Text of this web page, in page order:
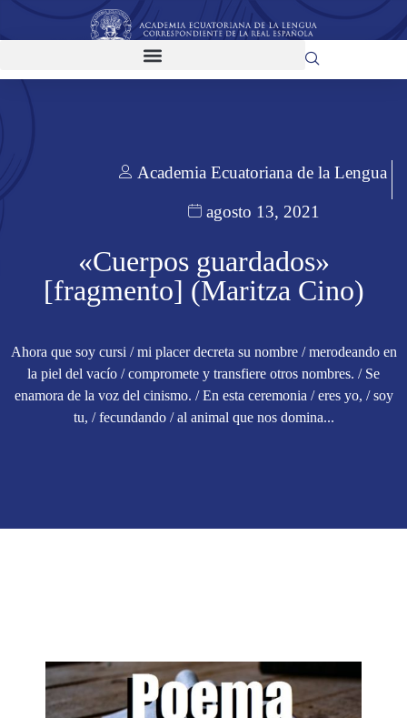
Academia Ecuatoriana de la Lengua
agosto 13, 2021
«Cuerpos guardados»
[fragmento] (Maritza Cino)
Ahora que soy cursi / mi placer decreta su nombre / merodeando en
la piel del vacío / compromete y transfiere otros nombres. / Se
enamora de la voz del cinismo. / En esta ceremonia / eres yo, / soy
tu, / fecundando / al animal que nos domina...